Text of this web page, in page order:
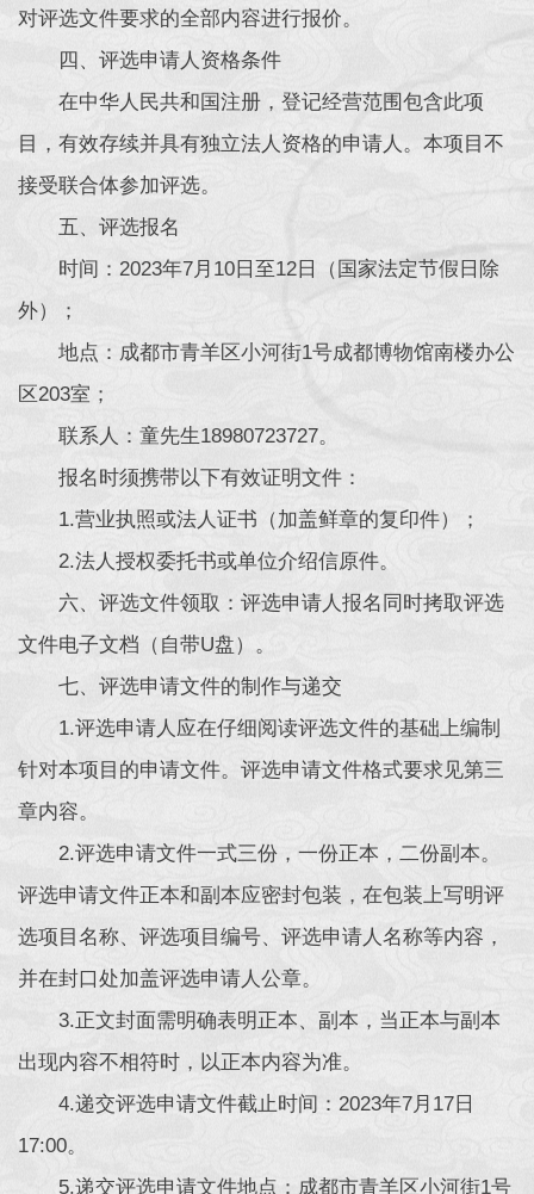
对评选文件要求的全部内容进行报价。
四、评选申请人资格条件
在中华人民共和国注册，登记经营范围包含此项
目，有效存续并具有独立法人资格的申请人。本项目不
接受联合体参加评选。
五、评选报名
时间：2023年7月10日至12日（国家法定节假日除
外）；
地点：成都市青羊区小河街1号成都博物馆南楼办公
区203室；
联系人：童先生18980723727。
报名时须携带以下有效证明文件：
1.营业执照或法人证书（加盖鲜章的复印件）；
2.法人授权委托书或单位介绍信原件。
六、评选文件领取：评选申请人报名同时拷取评选
文件电子文档（自带U盘）。
七、评选申请文件的制作与递交
1.评选申请人应在仔细阅读评选文件的基础上编制
针对本项目的申请文件。评选申请文件格式要求见第三
章内容。
2.评选申请文件一式三份，一份正本，二份副本。
评选申请文件正本和副本应密封包装，在包装上写明评
选项目名称、评选项目编号、评选申请人名称等内容，
并在封口处加盖评选申请人公章。
3.正文封面需明确表明正本、副本，当正本与副本
出现内容不相符时，以正本内容为准。
4.递交评选申请文件截止时间：2023年7月17日
17:00。
5.递交评选申请文件地点：成都市青羊区小河街1号